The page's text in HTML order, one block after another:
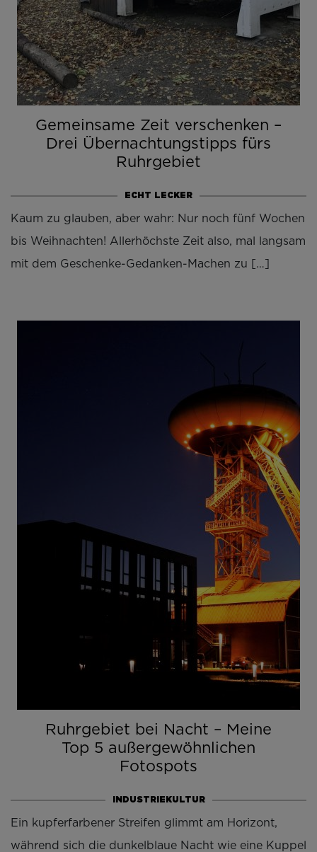
Gemeinsame Zeit verschenken –
Drei Übernachtungstipps fürs
Ruhrgebiet
ECHT LECKER
Kaum zu glauben, aber wahr: Nur noch fünf Wochen
bis Weihnachten! Allerhöchste Zeit also, mal langsam
mit dem Geschenke-Gedanken-Machen zu […]
Ruhrgebiet bei Nacht – Meine
Top 5 außergewöhnlichen
Fotospots
INDUSTRIEKULTUR
Ein kupferfarbener Streifen glimmt am Horizont,
während sich die dunkelblaue Nacht wie eine Kuppel